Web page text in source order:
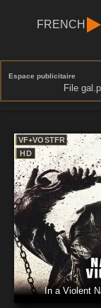
FRENCH
Espace publicitaire
File
HD
VF+VOSTFR
In a Violent